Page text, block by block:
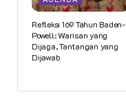
Refleksi 169 Tahun Baden-
Powell: Warisan yang
Dijaga, Tantangan yang
Dijawab